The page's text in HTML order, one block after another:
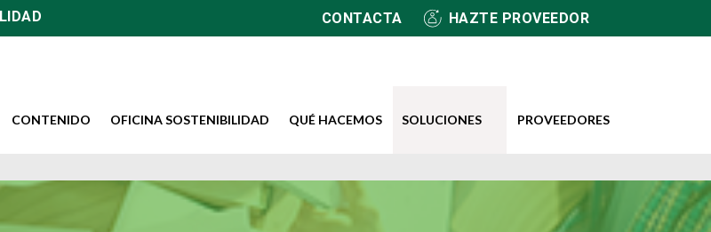
CONTACTA HAZTE PROVEEDOR
CONTENIDO OFICINA SOSTENIBILIDAD QUÉ HACEMOS SOLUCIONES PROVEEDORES